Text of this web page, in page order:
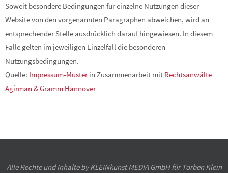
Soweit besondere Bedingungen für einzelne Nutzungen dieser
Website von den vorgenannten Paragraphen abweichen, wird an
entsprechender Stelle ausdrücklich darauf hingewiesen. In diesem
Falle gelten im jeweiligen Einzelfall die besonderen
Nutzungsbedingungen.
Quelle: Impressum-Musterin Zusammenarbeit mit Rechtsanwälte
Agirman & Gramm Hannover
Alle Rechte und Inhalte by KLEINkunst MEDIA GmbH für Torben Klein